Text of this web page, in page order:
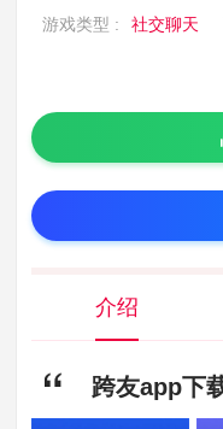
游戏类型 : 社交聊天
介绍